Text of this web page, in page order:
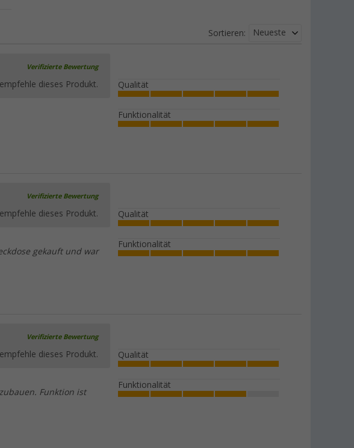
Sortieren: Neueste
Verifizierte Bewertung
dieses Produkt. Qualität
Funktionalität
Verifizierte Bewertung
dieses Produkt.
gekauft und war
Qualität
Funktionalität
Verifizierte Bewertung
dieses Produkt.
Funktion ist
Qualität
Funktionalität